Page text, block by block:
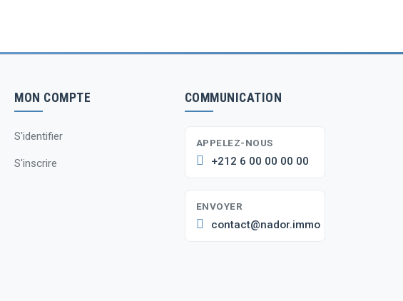
MON COMPTE
S'identifier
S'inscrire
COMMUNICATION
APPELEZ-NOUS
+212 6 00 00 00 00
ENVOYER
contact@nador.immo